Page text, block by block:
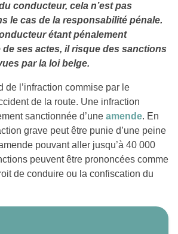
conducteur, cela n’est pas
le cas de la responsabilité pénale.
étant pénalement
ses actes, il risque des sanctions
par la loi belge.
de l’infraction commise par le
de la route. Une infraction
sanctionnée d’une amende. En
grave peut être punie d’une peine
pouvant aller jusqu’à 40 000
peuvent être prononcées comme
de conduire ou la confiscation du